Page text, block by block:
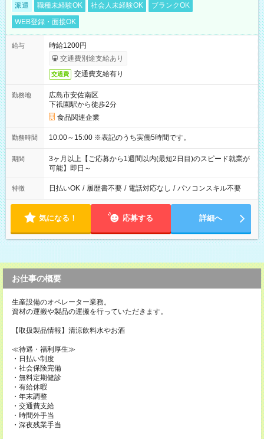
派遣 職種未経験OK 社会人未経験OK
ブランクOK
WEB登録・面接OK
給与
時給1200円
交通費別途支給あり
交通費 交通費支給有り
勤務地
広島市安佐南区
下祇園駅から徒歩2分
食品関連企業
勤務時間 10:00～15:00 ※表記のうち実働5時間です。
期間
3ヶ月以上【ご応募から1週間以内(最短2日目)のスピード就業が
可能】即日～
特徴 日払いOK / 履歴書不要 / 電話対応なし / パソコンスキル不要
気になる！ 応募する 詳細へ
お仕事の概要
生産設備のオペレーター業務。
資材の運搬や製品の運搬を行っていただきます。
【取扱製品情報】清涼飲料水やお酒
≪待遇・福利厚生≫
・日払い制度
・社会保険完備
・無料定期健診
・有給休暇
・年末調整
・交通費支給
・時間外手当
・深夜残業手当